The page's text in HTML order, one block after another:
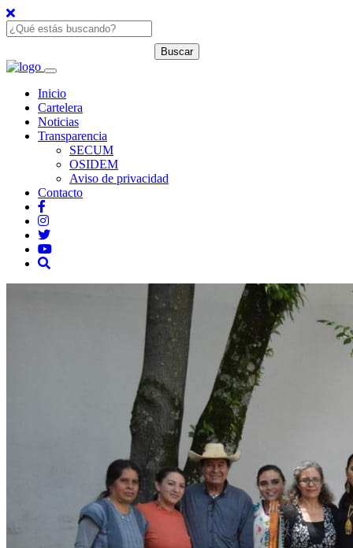
Inicio
Cartelera
Noticias
Transparencia
SECUM
OSIDEM
Aviso de privacidad
Contacto